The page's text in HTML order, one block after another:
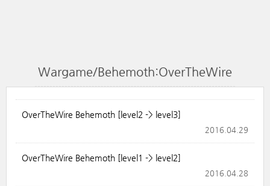
Wargame/Behemoth:OverTheWire
OverTheWire Behemoth [level2 -> level3]
2016.04.29
OverTheWire Behemoth [level1 -> level2]
2016.04.28